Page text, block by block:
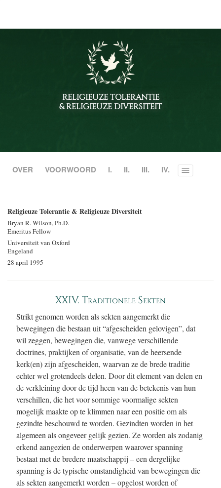
RELIGIEUZE TOLERANTIE
& RELIGIEUZE DIVERSITEIT
OVER VOORWOORD I. II. III. IV. Toggle
Religieuze Tolerantie & Religieuze Diversiteit
Bryan R. Wilson, Ph.D.
Emeritus Fellow
Universiteit van Oxford
Engeland
28 april 1995
XXIV. Traditionele Sekten
Strikt genomen worden als sekten aangemerkt die
bewegingen die bestaan uit “afgescheiden gelovigen”, dat
wil zeggen, bewegingen die, vanwege verschillende
doctrines, praktijken of organisatie, van de heersende
kerk(en) zijn afgescheiden, waarvan ze de brede traditie
echter wel grotendeels delen. Door dit element van delen en
de verkleining door de tijd heen van de betekenis van hun
verschillen, die het voor sommige voormalige sekten
mogelijk maakte op te klimmen naar een positie om als
gezindte beschouwd te worden. Gezindten worden in het
algemeen als ongeveer gelijk gezien. Ze worden als zodanig
erkend aangezien de onderwerpen waarover spanning
bestaat met de bredere maatschappij – een dergelijke
spanning is de typische omstandigheid van bewegingen die
als sekten aangemerkt worden – opgelost worden of